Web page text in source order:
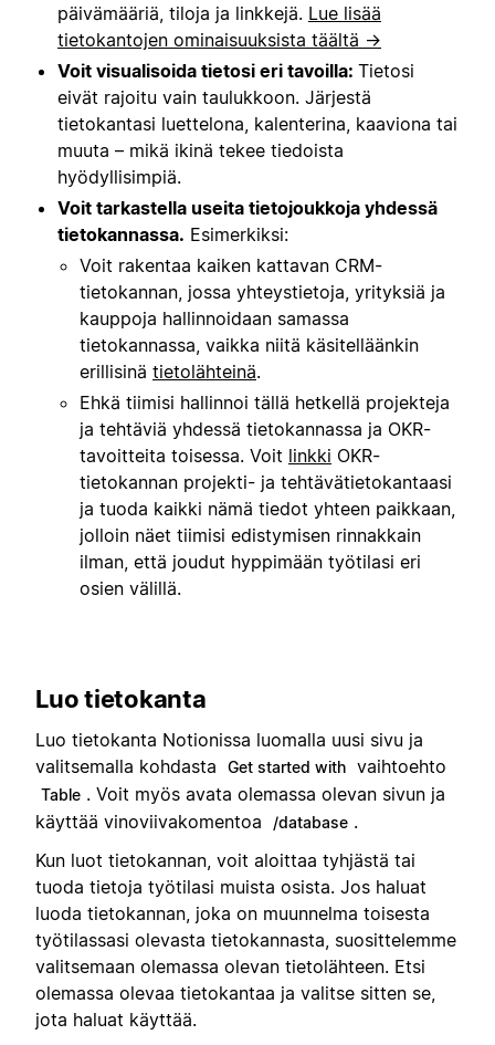
päivämääriä, tiloja ja linkkejä. Lue lisää
tietokantojen ominaisuuksista täältä →
Voit visualisoida tietosi eri tavoilla: Tietosi
eivät rajoitu vain taulukkoon. Järjestä
tietokantasi luettelona, kalenterina, kaaviona tai
muuta – mikä ikinä tekee tiedoista
hyödyllisimpiä.
Voit tarkastella useita tietojoukkoja yhdessä
tietokannassa. Esimerkiksi:
Voit rakentaa kaiken kattavan CRM-
tietokannan, jossa yhteystietoja, yrityksiä ja
kauppoja hallinnoidaan samassa
tietokannassa, vaikka niitä käsitelläänkin
erillisinä tietolähteinä.
Ehkä tiimisi hallinnoi tällä hetkellä projekteja
ja tehtäviä yhdessä tietokannassa ja OKR-
tavoitteita toisessa. Voit linkki OKR-
tietokannan projekti- ja tehtävätietokantaasi
ja tuoda kaikki nämä tiedot yhteen paikkaan,
jolloin näet tiimisi edistymisen rinnakkain
ilman, että joudut hyppimään työtilasi eri
osien välillä.
Luo tietokanta
Luo tietokanta Notionissa luomalla uusi sivu ja
valitsemalla kohdasta
Get started with vaihtoehto
Table . Voit myös avata olemassa olevan sivun ja
käyttää vinoviivakomentoa
/database .
Kun luot tietokannan, voit aloittaa tyhjästä tai
tuoda tietoja työtilasi muista osista. Jos haluat
luoda tietokannan, joka on muunnelma toisesta
työtilassasi olevasta tietokannasta, suosittelemme
valitsemaan olemassa olevan tietolähteen. Etsi
olemassa olevaa tietokantaa ja valitse sitten se,
jota haluat käyttää.